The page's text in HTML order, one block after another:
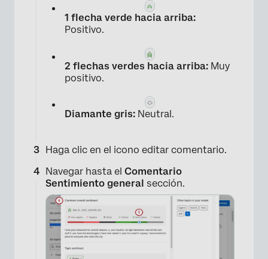
1 flecha verde hacia arriba:
Positivo.
2 flechas verdes hacia arriba: Muy
positivo.
Diamante gris: Neutral.
Haga clic en el icono editar comentario.
Navegar hasta el Comentario
Sentimiento general sección.